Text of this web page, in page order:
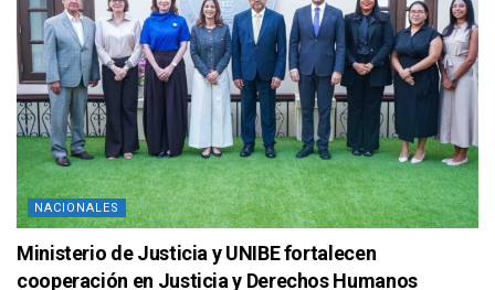
NACIONALES
Ministerio de Justicia y UNIBE fortalecen
cooperación en Justicia y Derechos Humanos